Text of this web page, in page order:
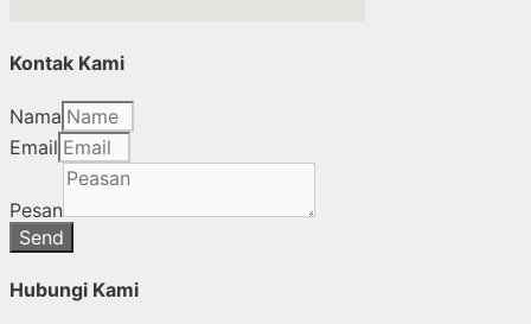
Kontak Kami
Nama
Email
Pesan
Send
Hubungi Kami